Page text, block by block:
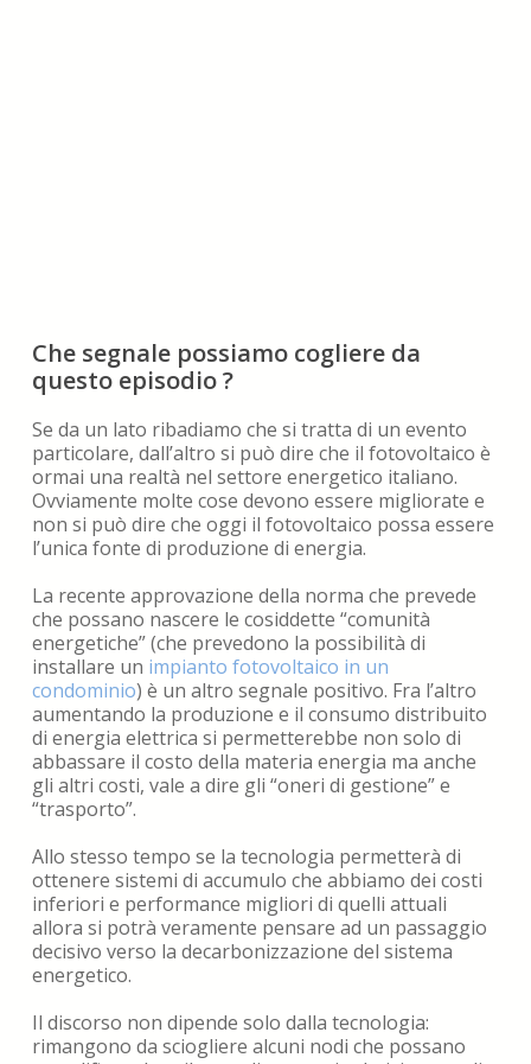
Che segnale possiamo cogliere da
questo episodio ?
Se da un lato ribadiamo che si tratta di un evento
particolare, dall’altro si può dire che il fotovoltaico è
ormai una realtà nel settore energetico italiano.
Ovviamente molte cose devono essere migliorate e
non si può dire che oggi il fotovoltaico possa essere
l’unica fonte di produzione di energia.
La recente approvazione della norma che prevede
che possano nascere le cosiddette “comunità
energetiche” (che prevedono la possibilità di
installare un impianto fotovoltaico in un
condominio) è un altro segnale positivo. Fra l’altro
aumentando la produzione e il consumo distribuito
di energia elettrica si permetterebbe non solo di
abbassare il costo della materia energia ma anche
gli altri costi, vale a dire gli “oneri di gestione” e
“trasporto”.
Allo stesso tempo se la tecnologia permetterà di
ottenere sistemi di accumulo che abbiamo dei costi
inferiori e performance migliori di quelli attuali
allora si potrà veramente pensare ad un passaggio
decisivo verso la decarbonizzazione del sistema
energetico.
Il discorso non dipende solo dalla tecnologia:
rimangono da sciogliere alcuni nodi che possano